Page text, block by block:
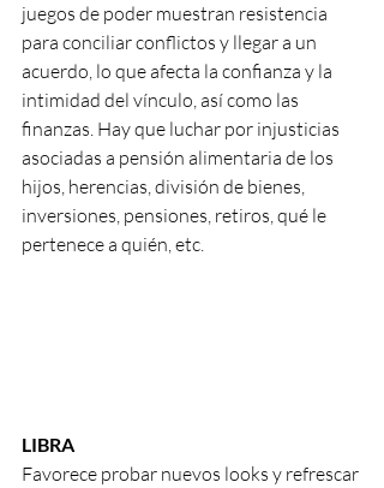
juegos de poder muestran resistencia
para conciliar conflictos y llegar a un
acuerdo, lo que afecta la confianza y la
intimidad del vínculo, así como las
finanzas. Hay que luchar por injusticias
asociadas a pensión alimentaria de los
hijos, herencias, división de bienes,
inversiones, pensiones, retiros, qué le
pertenece a quién, etc.
LIBRA
Favorece probar nuevos looks y refrescar